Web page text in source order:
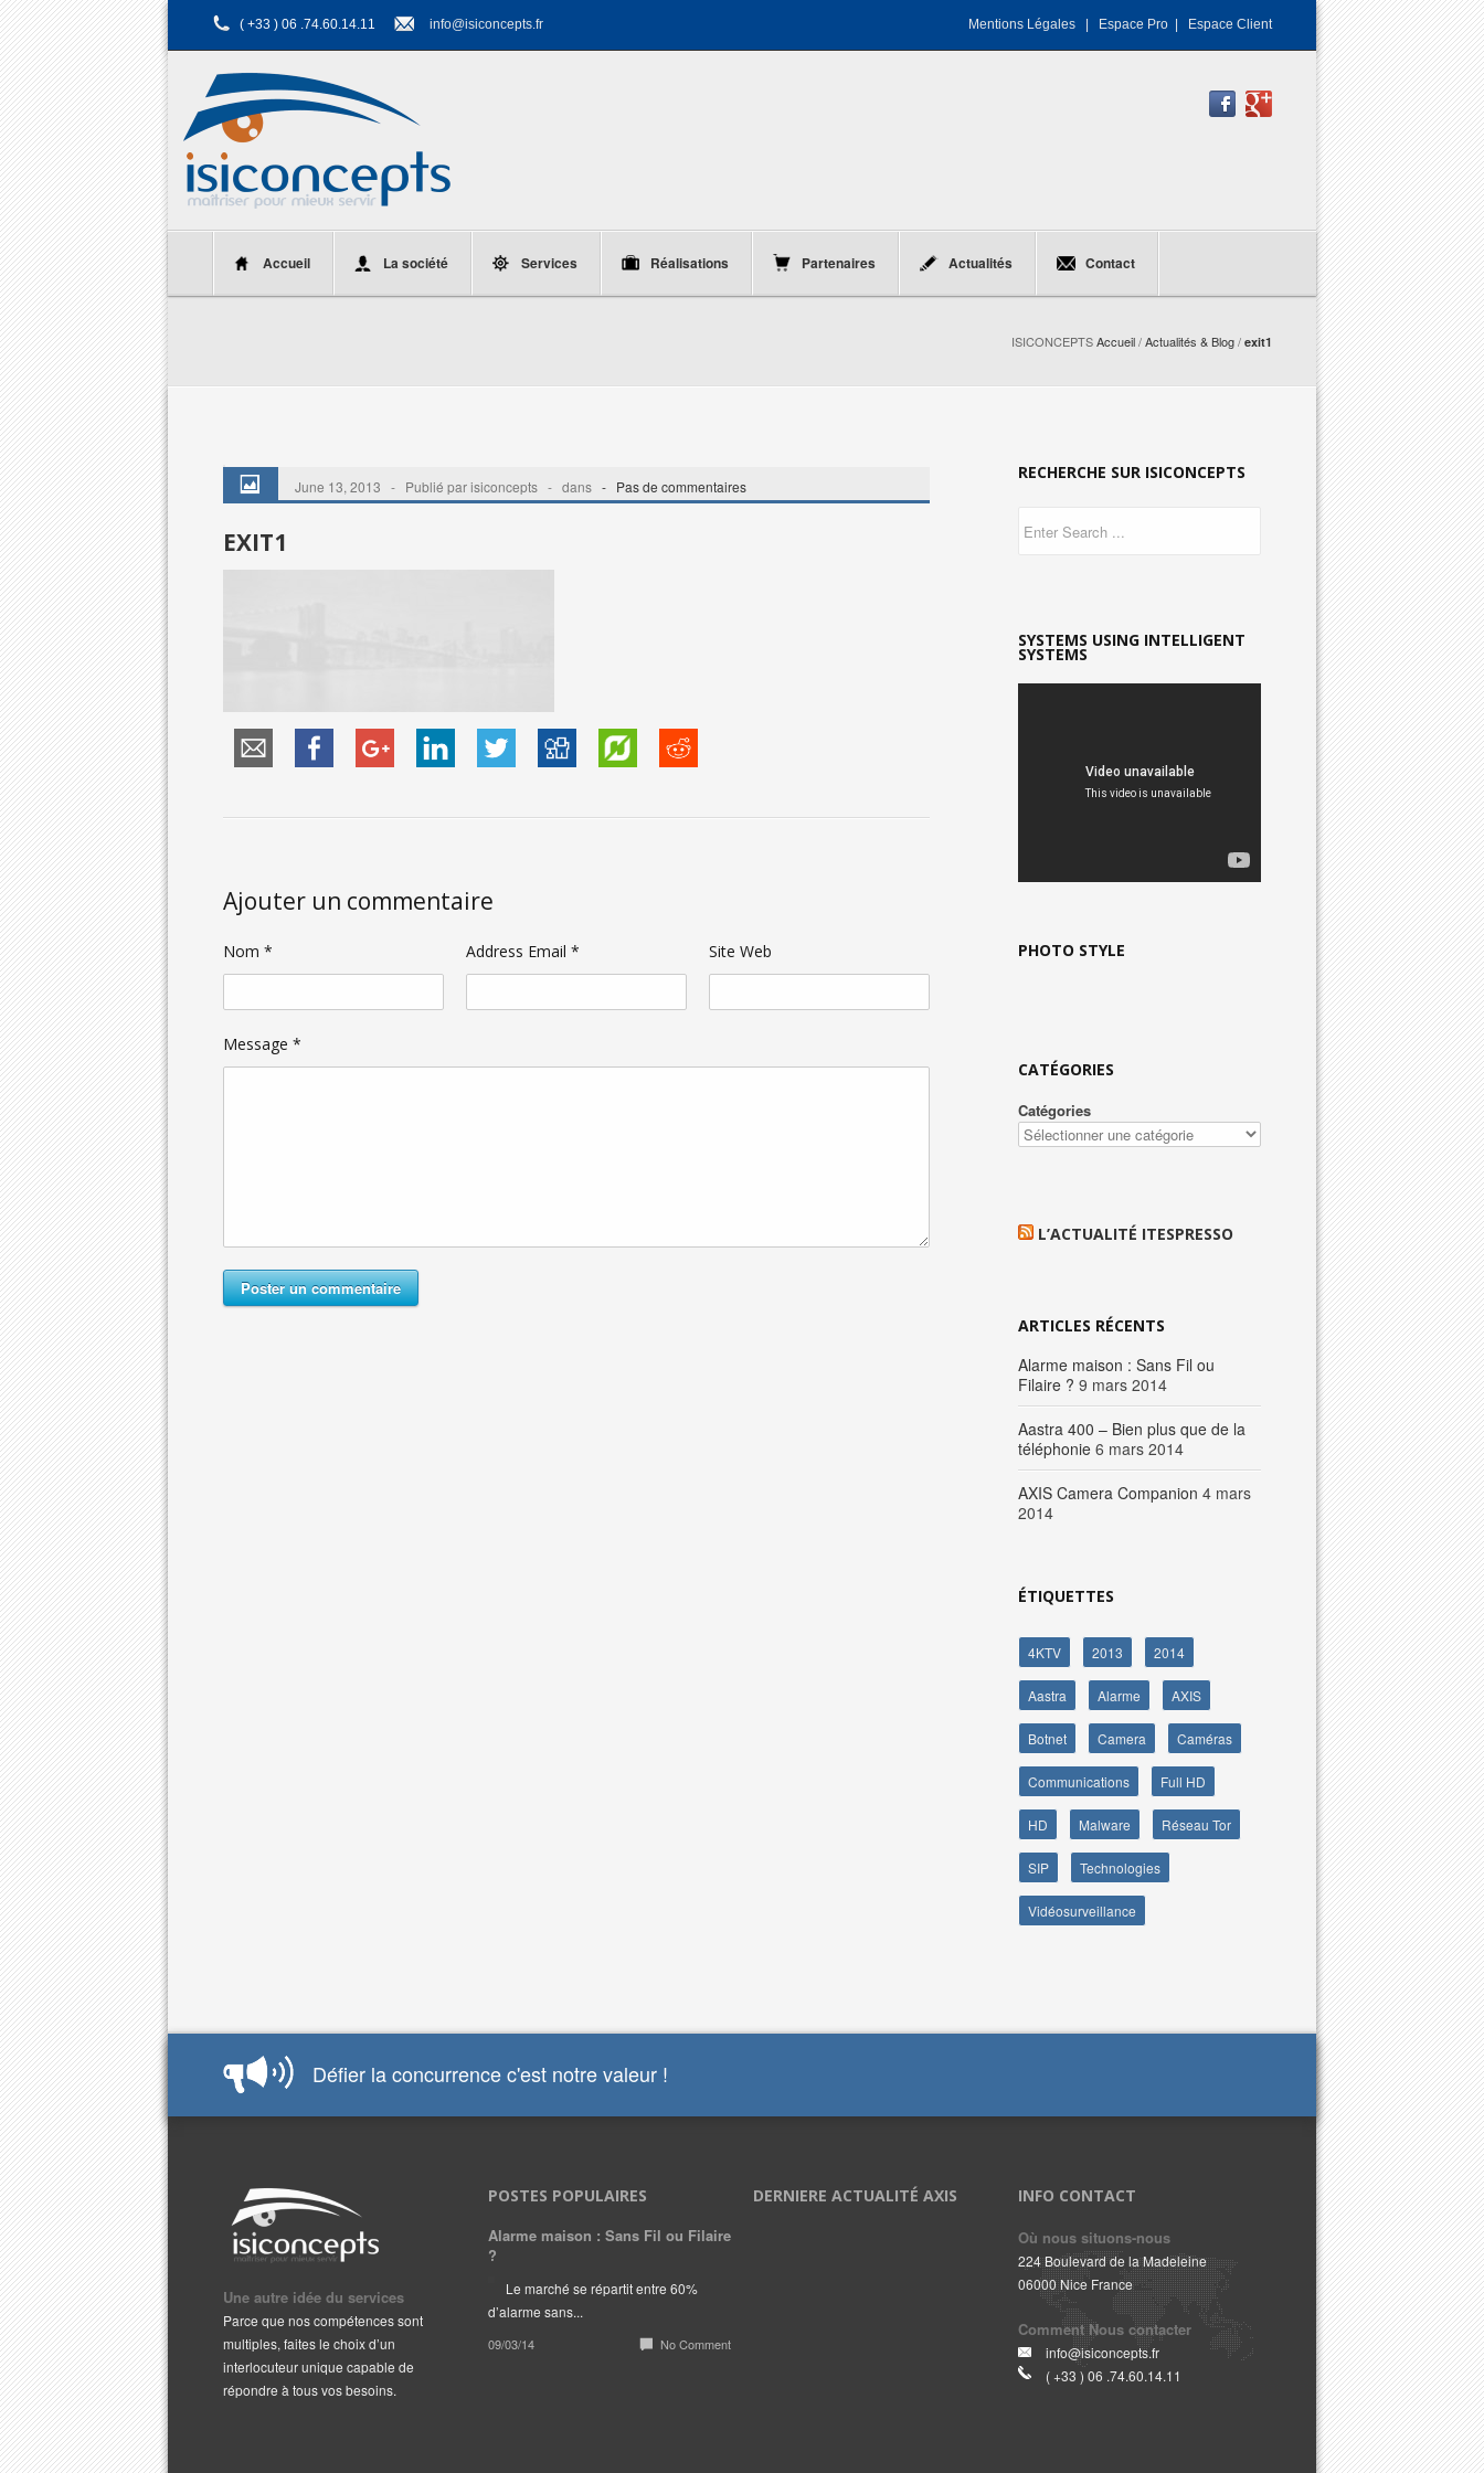
( +33 ) 06 .74.60.14.11 info@isiconcepts.fr Mentions Légales Espace Pro Espace Client
Accueil La société Services Réalisations Partenaires Actualités Contact
ISICONCEPTSAccueil/Actualités & Blog/ exit1
June 13, 2013 - Publié par isiconcepts - dans - Pas de commentaires
EXIT1
Ajouter un commentaire
Nom * Address Email * Site Web
Message *
Poster un commentaire
RECHERCHE SUR ISICONCEPTS
SYSTEMS USING INTELLIGENT
SYSTEMS
PHOTO STYLE
CATÉGORIES
Catégories
L’ACTUALITÉ ITESPRESSO
ARTICLES RÉCENTS
Alarme maison : Sans Fil ou
Filaire ? 9 mars 2014
Aastra 400 – Bien plus que de la
téléphonie 6 mars 2014
AXIS Camera Companion 4 mars
2014
ÉTIQUETTES
4KTV 2013 2014
Aastra Alarme AXIS
Botnet Camera Caméras
Communications Full HD
HD Malware Réseau Tor
SIP Technologies
Vidéosurveillance
Défier la concurrence c'est notre valeur !
Une autre idée du services
Parce que nos compétences sont
multiples, faites le choix d’un
interlocuteur unique capable de
répondre à tous vos besoins.
POSTES POPULAIRES
Alarme maison : Sans Fil ou Filaire
?
Le marché se répartit entre 60%
d’alarme sans...
09/03/14 No Comment
DERNIERE ACTUALITÉ AXIS
INFO CONTACT
Où nous situons-nous
224 Boulevard de la Madeleine
06000 Nice France
Comment Nous contacter
info@isiconcepts.fr
( +33 ) 06 .74.60.14.11